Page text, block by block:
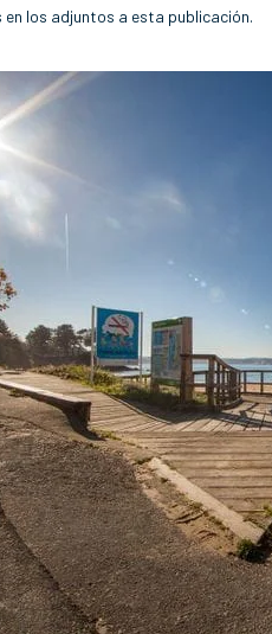
en los adjuntos a esta publicación.